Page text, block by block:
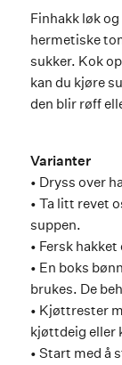
Finhakk løk
hermetiske
sukker. Kok
kan du kjøre
den blir røff
Varianter
• Dryss over
• Ta litt revet
suppen.
• Fersk
• En boks
brukes. De
• Kjøttrester
kjøttdeig eller
• Start med å